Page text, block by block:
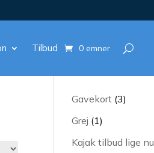
Tilbud 0 emner
Gavekort 33
Grej 11
vare
Kajak tilbud lige nu